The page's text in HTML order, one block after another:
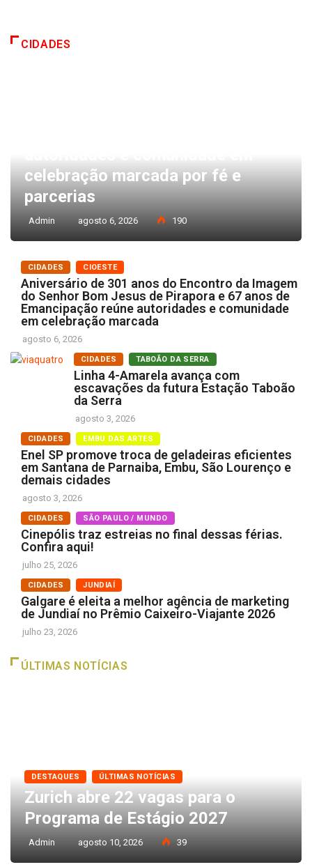
CIDADES
CIDADES
celebração marcada por fé e
parcerias
Admin agosto 6, 2026 190
CIDADES CIOESTE
Aniversário de 301 anos do Encontro da Imagem
do Senhor Bom Jesus de Pirapora e 67 anos de
Emancipação reúne autoridades e comunidade
em celebração marcada
agosto 6, 2026
CIDADES TABOÃO DA SERRA
Linha 4-Amarela avança com
escavações da futura Estação Taboão
da Serra
agosto 3, 2026
CIDADES EMBU DAS ARTES
Enel SP promove troca de geladeiras eficientes
em Santana de Parnaiba, Embu, São Lourenço e
demais cidades
agosto 3, 2026
CIDADES SÃO PAULO / MUNDO
Cinepólis traz estreias no final dessas férias.
Confira aqui!
julho 25, 2026
CIDADES JUNDIAÍ
Galgare é eleita a melhor agência de marketing
de Jundiaí no Prêmio Caixeiro-Viajante 2026
julho 23, 2026
ÚLTIMAS NOTÍCIAS
DESTAQUES ÚLTIMAS NOTÍCIAS
Zurich abre 22 vagas para o
Programa de Estágio 2027
Admin agosto 10, 2026 39